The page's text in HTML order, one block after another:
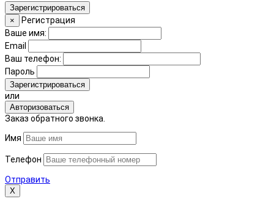
Зарегистрироваться
×
Регистрация
Ваше имя:
Email
Ваш телефон:
Пароль
Зарегистрироваться
или
Авторизоваться
Заказ обратного звонка.
Имя
Телефон
Отправить
Х